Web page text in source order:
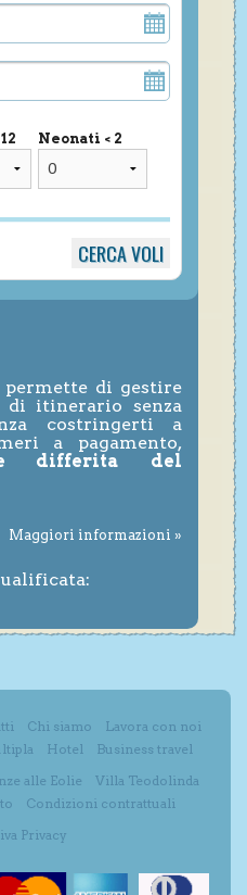
Neonati < 2
di gestire
itinerario senza
costringerti a
a pagamento,
differita del
Maggiori informazioni »
Chi siamo
Lavora con noi
Hotel
Business travel
alle Eolie
Villa Teodolinda
Condizioni contrattuali
Privacy